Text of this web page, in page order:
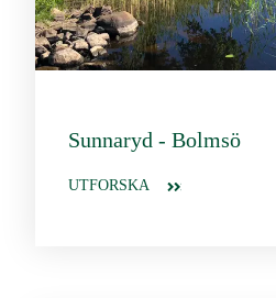
Sunnaryd - Bolmsö
UTFORSKA